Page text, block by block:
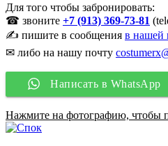
Для того чтобы забронировать:
☎ звоните +7 (913) 369-73-81
✍ пишите в сообщения в нашей
✉ либо на нашу почту
Написать в WhatsApp
Нажмите на фотографию, чтобы